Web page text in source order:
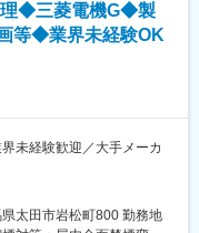
が磨かれます。社内外の
進捗管理力が身につきま
理◆三菱電機G◆製
等◆業界未経験OK
未経験歓迎／大手メーカ
スマニュアル、カタロ
太田市岩松町800 勤務地